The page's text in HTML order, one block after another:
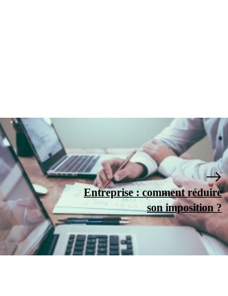
Entreprise : comment réduire
son imposition ?